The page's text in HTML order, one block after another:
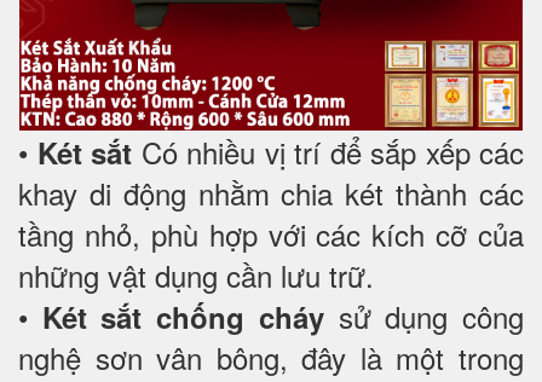
• Két sắt Có nhiều vị trí để sắp xếp các
khay di động nhằm chia két thành các
tầng nhỏ, phù hợp với các kích cỡ của
những vật dụng cần lưu trữ.
• Két sắt chống cháy sử dụng công
nghệ sơn vân bông, đây là một trong